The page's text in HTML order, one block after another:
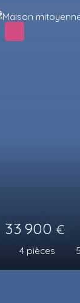
75 000€
6pièces